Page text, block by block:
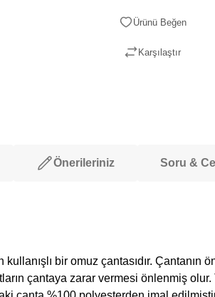
Karşılaştır
Önerileriniz Soru &
bir omuz çantasıdır.
çantaya zarar vermesi önlenmiş